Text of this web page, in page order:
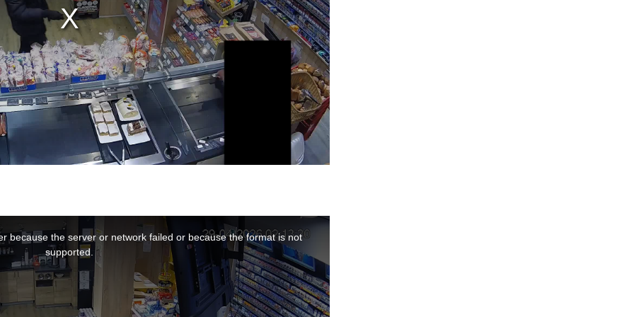
because the server or network failed or because the format is not
supported.